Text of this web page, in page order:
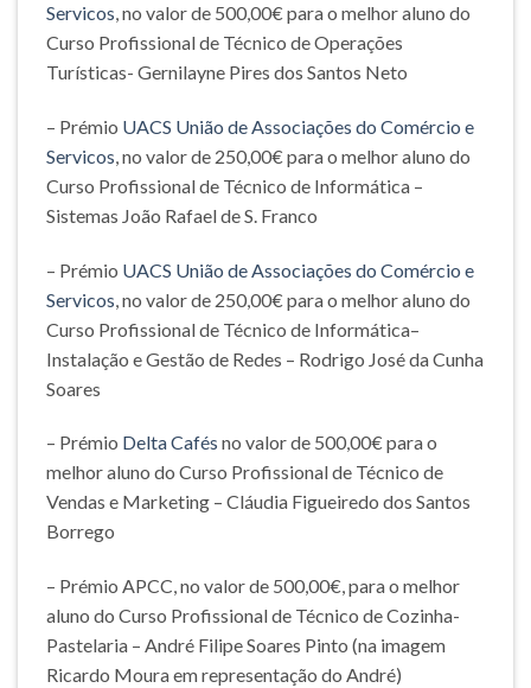
Servicos, no valor de 500,00€ para o melhor aluno do
Curso Profissional de Técnico de Operações
Turísticas- Gernilayne Pires dos Santos Neto
– Prémio UACS União de Associações do Comércio e
Servicos, no valor de 250,00€ para o melhor aluno do
Curso Profissional de Técnico de Informática –
Sistemas João Rafael de S. Franco
– Prémio UACS União de Associações do Comércio e
Servicos , no valor de 250,00€ para o melhor aluno do
Curso Profissional de Técnico de Informática–
Instalação e Gestão de Redes – Rodrigo José da Cunha
Soares
– Prémio Delta Cafés no valor de 500,00€ para o
melhor aluno do Curso Profissional de Técnico de
Vendas e Marketing – Cláudia Figueiredo dos Santos
Borrego
– Prémio APCC, no valor de 500,00€, para o melhor
aluno do Curso Profissional de Técnico de Cozinha-
Pastelaria – André Filipe Soares Pinto (na imagem
Ricardo Moura em representação do André)